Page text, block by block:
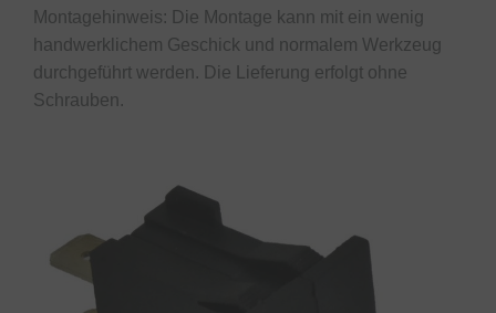
Montagehinweis: Die Montage kann mit ein wenig
handwerklichem Geschick und normalem Werkzeug
durchgeführt werden. Die Lieferung erfolgt ohne
Schrauben.